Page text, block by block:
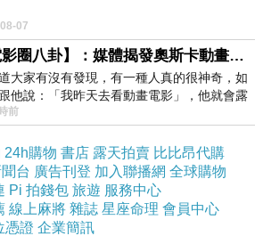
綠13公車每日雙向往返共16
期間也能走向戶外安心出
下午14:00~16:00
07
【電影圈八卦】：媒體揭發奧斯卡動畫項目投票醜聞！好萊塢為什麼看不起動畫電影？
大家有沒有發現，有一種人真的很神奇，如
他說：「我昨天去看動畫電影」，他就會露
慈祥的微笑，然後問你是不是陪小
前
24h購物 書店 露天拍賣 比比昂代購
台 廣告刊登 加入聯播網 全球購物
Pi 拍錢包 旅遊 服務中心
線上麻將 雜誌 星座命理 會員中心
憑證 企業簡訊